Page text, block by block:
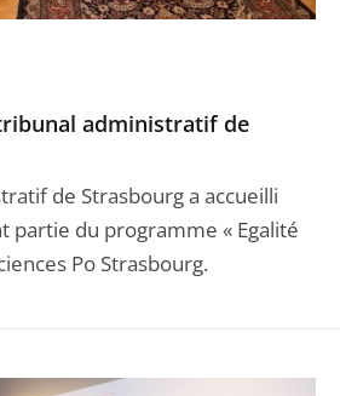
administratif de
de Strasbourg a accueilli
partie du programme « Egalité
Po Strasbourg.